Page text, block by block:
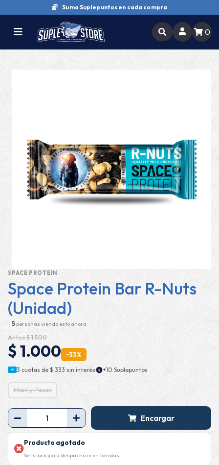
Suma Suplepuntos en cada compra
0
SPACE PROTEIN
Space Protein Bar R-Nuts
(Unidad)
5personas viendo esto ahora
Antes $ 1.500
$ 1.000 -33%
MP 3 cuotas de $ 333 sin interés· $ +10 Suplepuntos
Maní y Pasas
Encargar
Producto agotado
Sin stock para despacho ni en tiendas